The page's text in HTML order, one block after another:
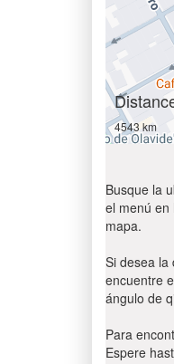
4543 km
Busque la
el menú en
mapa.
Si desea la
encuentre
ángulo de
Para
Espere